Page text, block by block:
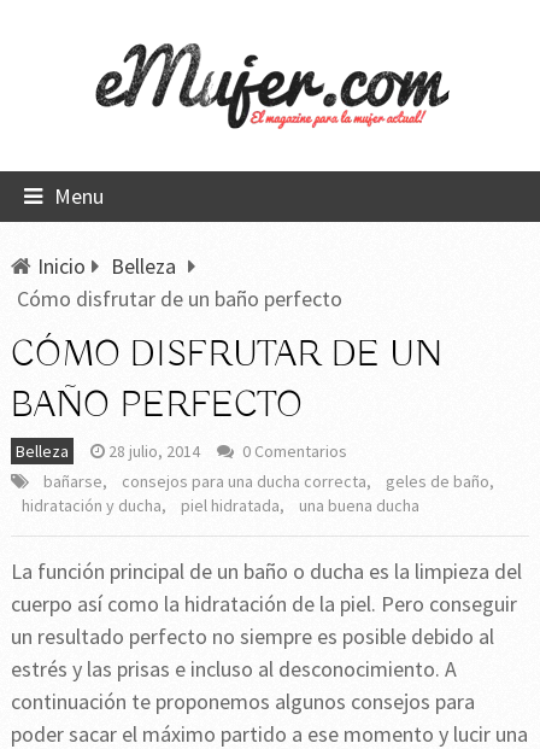
Menu
Inicio
Belleza
Cómo disfrutar de un baño perfecto
CÓMO DISFRUTAR DE UN
BAÑO PERFECTO
Belleza 28 julio, 2014
0 Comentarios
bañarse, consejos para una ducha correcta, geles de baño,
hidratación y ducha, piel hidratada, una buena ducha
La función principal de un baño o ducha es la limpieza del
cuerpo así como la hidratación de la piel. Pero conseguir
un resultado perfecto no siempre es posible debido al
estrés y las prisas e incluso al desconocimiento. A
continuación te proponemos algunos consejos para
poder sacar el máximo partido a ese momento y lucir una